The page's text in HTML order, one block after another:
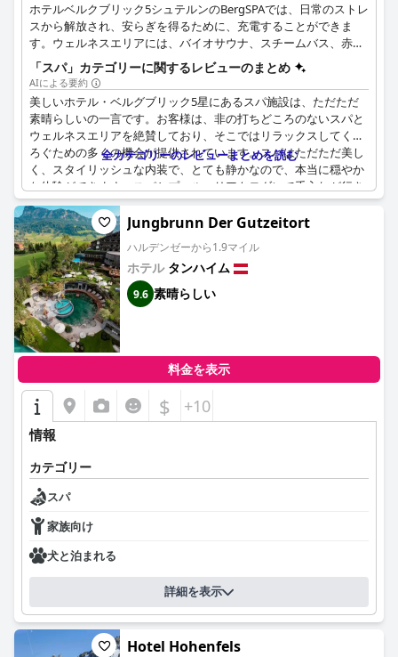
ホテルベルクブリック5シュテルンのBergSPAでは、日常のストレ
スから解放され、安らぎを得るために、充電することができま
す。ウェルネスエリアには、バイオサウナ、スチームバス、赤外
線キャビンを含む様々な施設が整っています。全身マッサージ、
スポーツマッサージ、お子様向けの特別なマッサージなど、ホテ
ルベルクブリックのプロフェッショナルチームがお客様のご要望
にお応えします。屋外温水プールでひと泳ぎして、ホテル内の休
憩室でくつろいでください。フィンランド式サウナ、バイオサウ
ナ、スチームバスでウェルネス体験を完成させてください。ホテ
ルベルクブリックには、くつろぎと充電に必要なものがすべて揃
っています。
「スパ」カテゴリーに関するレビューのまとめ
AIによる要約
美しいホテル・ベルグブリック5星にあるスパ施設は、ただただ
素晴らしいの一言です。お客様は、非の打ちどころのないスパと
ウェルネスエリアを絶賛しており、そこではリラックスしてくつ
ろぐための多くの機会が提供されています。スパはただただ美し
く、スタイリッシュな内装で、とても静かなので、本当に穏やか
な体験ができます。スパとプールエリアもモダンで手入れが行き
届いており、美しい環境に浸りながらリラックスできる見事なイ
ンフィニティプールがあります。さらに、ハーフボードパッケー
ジに含まれている午後の軽食は、非常に充実していて満足できま
す。全体として、スパとウェルネス施設は他に何も望むものがな
く、お客様が素晴らしくリラックスした滞在に必要なものすべて
を提供します。
全カテゴリーのレビューまとめを読む
Jungbrunn Der Gutzeitort
ハルデンゼーから1.9マイル
ホテル タンハイム
9.6 素晴らしい
料金を表示
$ +10
情報
カテゴリー
スパ
家族向け
犬と泊まれる
詳細を表示
Hotel Hohenfels